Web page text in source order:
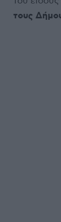
τους